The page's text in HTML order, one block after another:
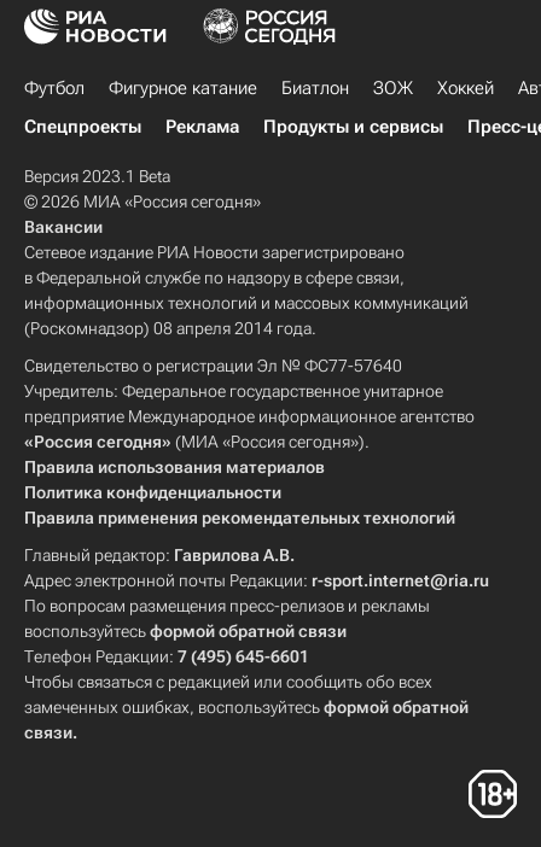
Футбол Фигурное катание Биатлон ЗОЖ Хоккей
Спецпроекты
Реклама Продукты и сервисы Пресс-
Версия 2023.1 Beta
© 2026 МИА «Россия сегодня»
Вакансии
Сетевое издание РИА Новости зарегистрировано
в Федеральной службе по надзору в сфере связи,
информационных технологий и массовых коммуникаций
(Роскомнадзор) 08 апреля 2014 года.
Свидетельство о регистрации Эл № ФС77-57640
Учредитель: Федеральное государственное унитарное
предприятие Международное информационное агентство
«Россия сегодня» (МИА «Россия сегодня»).
Правила использования материалов
Политика конфиденциальности
Правила применения рекомендательных технологий
Главный редактор: Гаврилова А.В.
Адрес электронной почты Редакции: r-sport.internet@ria.ru
По вопросам размещения пресс-релизов и рекламы
воспользуйтесьформой обратной связи
Телефон Редакции: 7 (495) 645-6601
Чтобы связаться с редакцией или сообщить обо всех
замеченных ошибках, воспользуйтесьформой обратной
связи.